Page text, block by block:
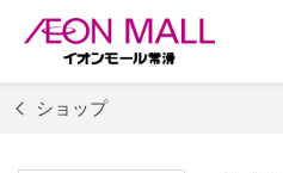
ショップ